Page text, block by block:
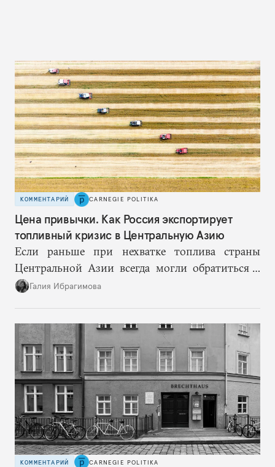
КОММЕНТАРИЙ CARNEGIE POLITIKA
Цена привычки. Как Россия экспортирует
топливный кризис в Центральную Азию
Если раньше при нехватке топлива страны
Центральной Азии всегда могли обратиться к
Москве за дополнительными объемами, то
Галия Ибрагимова
КОММЕНТАРИЙ CARNEGIE POLITIKA